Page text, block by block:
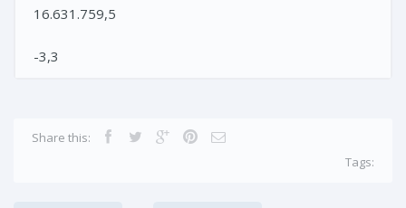
16.631.759,5
-3,3
Share this:
Tags: